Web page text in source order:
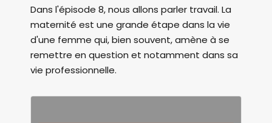
Dans l'épisode 8, nous allons parler travail. La
maternité est une grande étape dans la vie
d'une femme qui, bien souvent, amène à se
remettre en question et notamment dans sa
vie professionnelle.